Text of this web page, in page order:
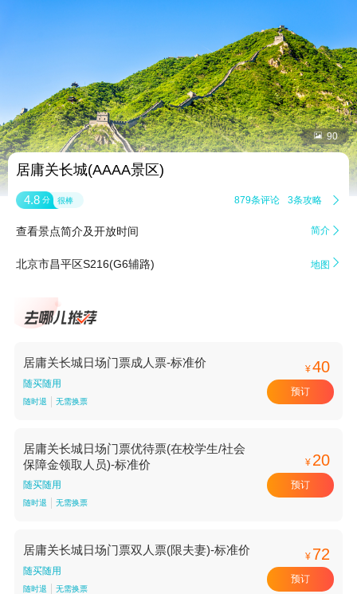
 90
居庸关长城(AAAA景区)
4.8 分 很棒 879条评论 3条攻略 
查看景点简介及开放时间 简介 
北京市昌平区S216(G6辅路) 地图 
居庸关长城日场门票成人票-标准价
随买随用
随时退 无需换票
¥40
预订
居庸关长城日场门票优待票(在校学生/社会
保障金领取人员)-标准价
随买随用
随时退 无需换票
¥ 20
预订
居庸关长城日场门票双人票(限夫妻)-标准价
随买随用
随时退 无需换票
¥ 72
预订